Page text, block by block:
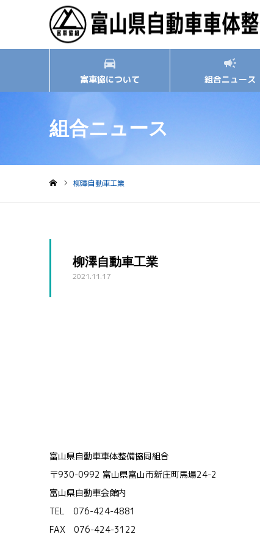
富車協について 組合ニュース
組合ニュース
柳澤自動車工業
柳澤自動車工業
2021.11.17
富山県自動車車体整備協同組合
〒930-0992 富山県富山市新庄町馬場24-2
富山県自動車会館内
TEL 076-424-4881
FAX 076-424-3122